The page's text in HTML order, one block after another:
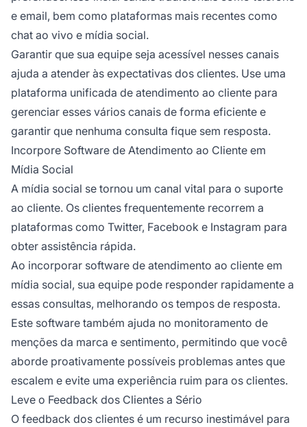
e email, bem como plataformas mais recentes como
chat ao vivo e mídia social.
Garantir que sua equipe seja acessível nesses canais
ajuda a atender às expectativas dos clientes. Use uma
plataforma unificada de atendimento ao cliente para
gerenciar esses vários canais de forma eficiente e
garantir que nenhuma consulta fique sem resposta.
Incorpore Software de Atendimento ao Cliente em
Mídia Social
A mídia social se tornou um canal vital para o suporte
ao cliente. Os clientes frequentemente recorrem a
plataformas como Twitter, Facebook e Instagram para
obter assistência rápida.
Ao incorporar software de atendimento ao cliente em
mídia social, sua equipe pode responder rapidamente a
essas consultas, melhorando os tempos de resposta.
Este software também ajuda no monitoramento de
menções da marca e sentimento, permitindo que você
aborde proativamente possíveis problemas antes que
escalem e evite uma experiência ruim para os clientes.
Leve o Feedback dos Clientes a Sério
O feedback dos clientes é um recurso inestimável para